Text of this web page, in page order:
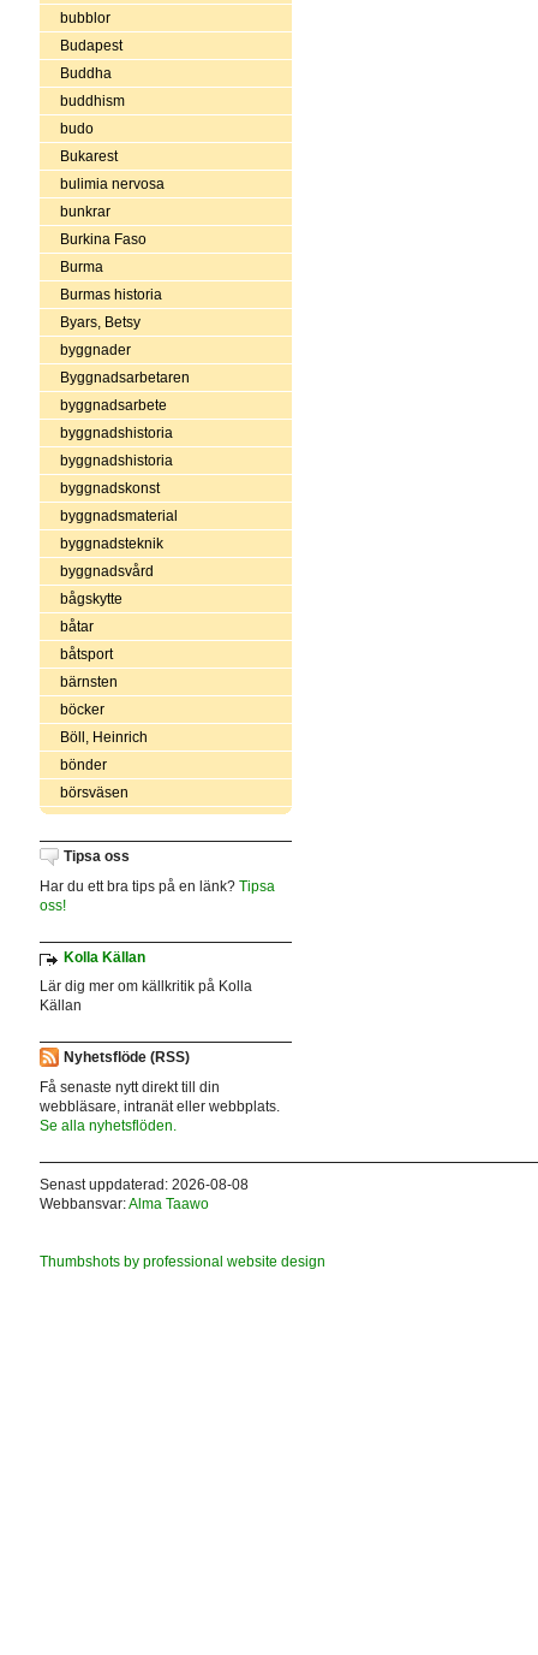
bubblor
Budapest
Buddha
buddhism
budo
Bukarest
bulimia nervosa
bunkrar
Burkina Faso
Burma
Burmas historia
Byars, Betsy
byggnader
Byggnadsarbetaren
byggnadsarbete
byggnadshistoria
byggnadshistoria
byggnadskonst
byggnadsmaterial
byggnadsteknik
byggnadsvård
bågskytte
båtar
båtsport
bärnsten
böcker
Böll, Heinrich
bönder
börsväsen
Tipsa oss
Har du ett bra tips på en länk? Tipsa
oss!
Kolla Källan
Lär dig mer om källkritik på Kolla
Källan
Nyhetsflöde (RSS)
Få senaste nytt direkt till din
webbläsare, intranät eller webbplats.
Se alla nyhetsflöden.
Senast uppdaterad: 2026-08-08
Webbansvar:Alma Taawo
Thumbshots by professional website design